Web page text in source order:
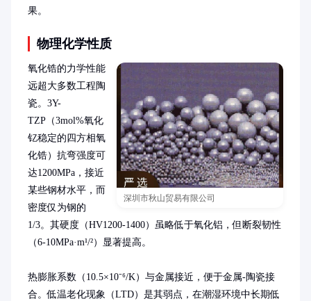
果。
物理化学性质
深圳市秋山贸易有限公司
氧化锆的力学性能
远超大多数工程陶
瓷。3Y-
TZP（3mol%氧化
钇稳定的四方相氧
化锆）抗弯强度可
达1200MPa，接近
某些钢材水平，而
密度仅为钢的
1/3。其硬度（HV1200-1400）虽略低于氧化铝，但断裂韧性
（6-10MPa·m¹/²）显著提高。
热膨胀系数（10.5×10⁻⁶/K）与金属接近，便于金属-陶瓷接
合。低温老化现象（LTD）是其弱点，在潮湿环境中长期低